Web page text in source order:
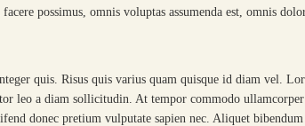
possimus, omnis voluptas assumenda est, omnis
quis. Risus quis varius quam quisque id diam vel.
leo a diam sollicitudin. At tempor commodo ullamcorper
donec pretium vulputate sapien nec. Aliquet bibendum